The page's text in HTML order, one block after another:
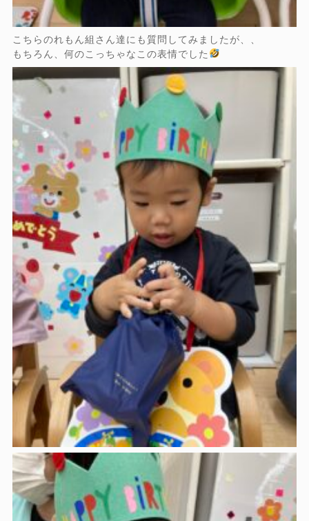
こちらのれもん組さん達にも質問してみましたが、、
もちろん、何のこっちゃなこの表情でした